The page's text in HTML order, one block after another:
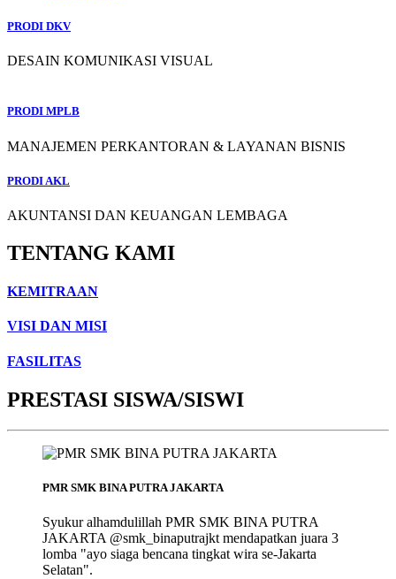
PRODI DKV
DESAIN KOMUNIKASI VISUAL
PRODI MPLB
MANAJEMEN PERKANTORAN & LAYANAN BISNIS
PRODI AKL
AKUNTANSI DAN KEUANGAN LEMBAGA
TENTANG KAMI
KEMITRAAN
VISI DAN MISI
FASILITAS
PRESTASI SISWA/SISWI
PMR SMK BINA PUTRA JAKARTA
Syukur alhamdulillah PMR SMK BINA PUTRA
JAKARTA @smk_binaputrajkt mendapatkan juara 3
lomba "ayo siaga bencana tingkat wira se-Jakarta
Selatan".